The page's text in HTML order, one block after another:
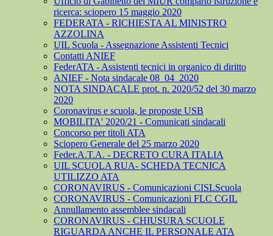
ricerca: sciopero 15 maggio 2020
FEDERATA - RICHIESTA AL MINISTRO
AZZOLINA
UIL Scuola - Assegnazione Assistenti Tecnici
Contatti ANIEF
FederATA - Assistenti tecnici in organico di diritto
ANIEF - Nota sindacale 08_04_2020
NOTA SINDACALE prot. n. 2020/52 del 30 marzo
2020
Coronavirus e scuola, le proposte USB
MOBILITA' 2020/21 - Comunicati sindacali
Concorso per titoli ATA
Sciopero Generale del 25 marzo 2020
Feder.A.T.A. - DECRETO CURA ITALIA
UIL SCUOLA RUA- SCHEDA TECNICA
UTILIZZO ATA
CORONAVIRUS - Comunicazioni CISLScuola
CORONAVIRUS - Comunicazioni FLC CGIL
Annullamento assemblee sindacali
CORONAVIRUS - CHIUSURA SCUOLE
RIGUARDA ANCHE IL PERSONALE ATA